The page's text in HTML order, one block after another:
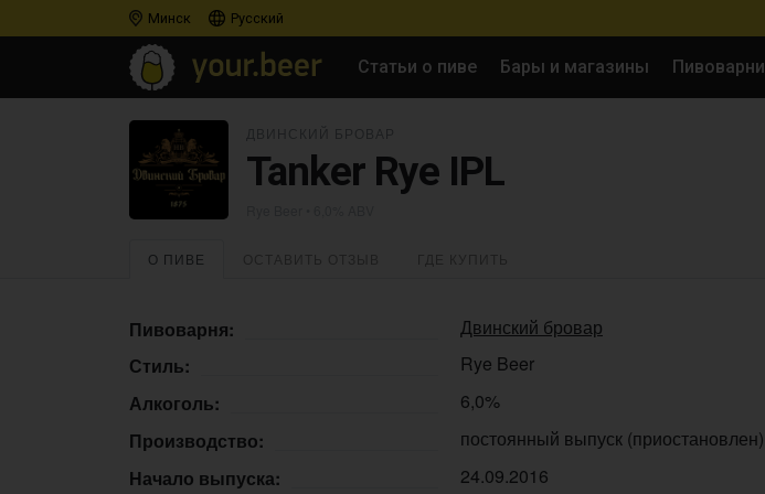
Минск Русский
Статьи о пиве Бары и магазины Пивоварни
Tanker Rye IPL
О ПИВЕ
Пивоварня:
Двинский бровар
Стиль:
Rye Beer
Алкоголь:
6,0%
Производство:
постоянный выпуск (приостановлен)
Начало выпуска:
24.09.2016